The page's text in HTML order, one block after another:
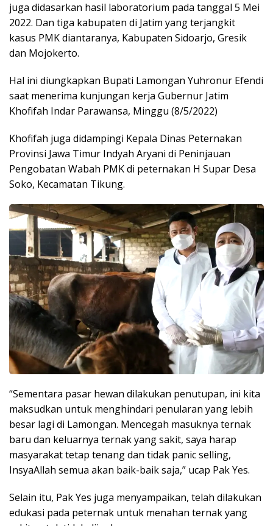
juga didasarkan hasil laboratorium pada tanggal 5 Mei
2022. Dan tiga kabupaten di Jatim yang terjangkit
kasus PMK diantaranya, Kabupaten Sidoarjo, Gresik
dan Mojokerto.
Hal ini diungkapkan Bupati Lamongan Yuhronur Efendi
saat menerima kunjungan kerja Gubernur Jatim
Khofifah Indar Parawansa, Minggu (8/5/2022)
Khofifah juga didampingi Kepala Dinas Peternakan
Provinsi Jawa Timur Indyah Aryani di Peninjauan
Pengobatan Wabah PMK di peternakan H Supar Desa
Soko, Kecamatan Tikung.
“Sementara pasar hewan dilakukan penutupan, ini kita
maksudkan untuk menghindari penularan yang lebih
besar lagi di Lamongan. Mencegah masuknya ternak
baru dan keluarnya ternak yang sakit, saya harap
masyarakat tetap tenang dan tidak panic selling,
InsyaAllah semua akan baik-baik saja,” ucap Pak Yes.
Selain itu, Pak Yes juga menyampaikan, telah dilakukan
edukasi pada peternak untuk menahan ternak yang